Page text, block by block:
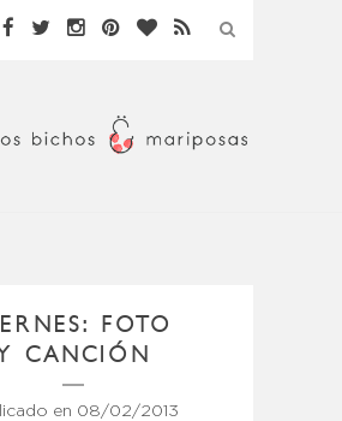
FOTO
CANCIÓN
en 08/02/2013